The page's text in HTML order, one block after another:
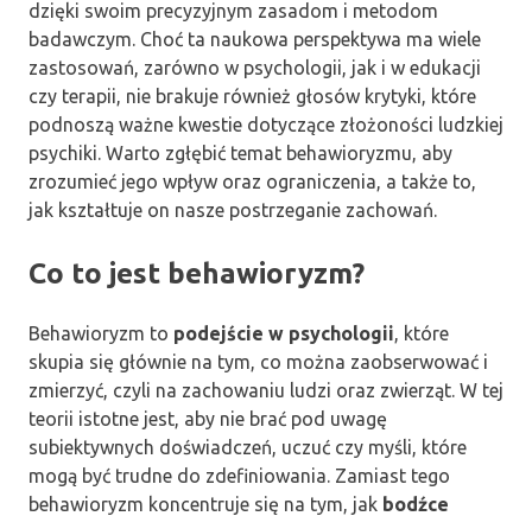
dzięki swoim precyzyjnym zasadom i metodom
badawczym. Choć ta naukowa perspektywa ma wiele
zastosowań, zarówno w psychologii, jak i w edukacji
czy terapii, nie brakuje również głosów krytyki, które
podnoszą ważne kwestie dotyczące złożoności ludzkiej
psychiki. Warto zgłębić temat behawioryzmu, aby
zrozumieć jego wpływ oraz ograniczenia, a także to,
jak kształtuje on nasze postrzeganie zachowań.
Co to jest behawioryzm?
Behawioryzm to podejście w psychologii, które
skupia się głównie na tym, co można zaobserwować i
zmierzyć, czyli na zachowaniu ludzi oraz zwierząt. W tej
teorii istotne jest, aby nie brać pod uwagę
subiektywnych doświadczeń, uczuć czy myśli, które
mogą być trudne do zdefiniowania. Zamiast tego
behawioryzm koncentruje się na tym, jak bodźce